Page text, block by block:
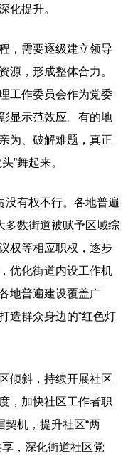
提升。
需要逐级建立领导
源，形成整体合力。
工作委员会作为党委
显示范效应。有的地
为、破解难题，真正
”舞起来。
有权不行。各地普遍
多数街道被赋予区域综
权等相应职权，逐步
优化街道内设工作机
地普遍建设覆盖广
造群众身边的“红色灯
斜，持续开展社区
，加快社区工作者职
契机，提升社区“两
，深化街道社区党